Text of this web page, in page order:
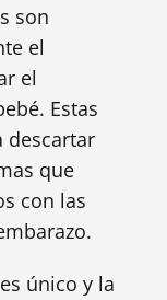
son
el
el
Estas
descartar
que
con las
único y la